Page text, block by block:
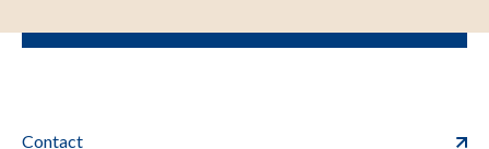
Contact